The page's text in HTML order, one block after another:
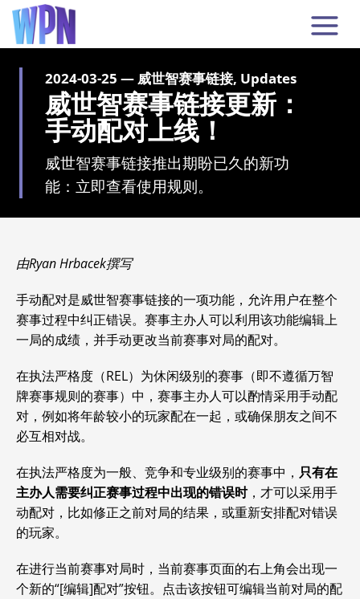
2024-03-25 — 威世智赛事链接, Updates
威世智赛事链接更新：
手动配对上线！
威世智赛事链接推出期盼已久的新功
能：立即查看使用规则。
由Ryan Hrbacek撰写
手动配对是威世智赛事链接的一项功能，允许用户在整个
赛事过程中纠正错误。赛事主办人可以利用该功能编辑上
一局的成绩，并手动更改当前赛事对局的配对。
在执法严格度（REL）为休闲级别的赛事（即不遵循万智
牌赛事规则的赛事）中，赛事主办人可以酌情采用手动配
对，例如将年龄较小的玩家配在一起，或确保朋友之间不
必互相对战。
在执法严格度为一般、竞争和专业级别的赛事中， 只有在
主办人需要纠正赛事过程中出现的错误时，才可以采用手
动配对，比如修正之前对局的结果，或重新安排配对错误
的玩家。
在进行当前赛事对局时，当前赛事页面的右上角会出现一
个新的“[编辑]配对”按钮。点击该按钮可编辑当前对局的配